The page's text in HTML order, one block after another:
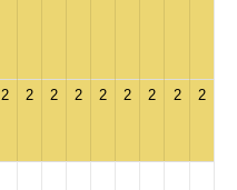
2 2 2 2 2 2 2 2 2